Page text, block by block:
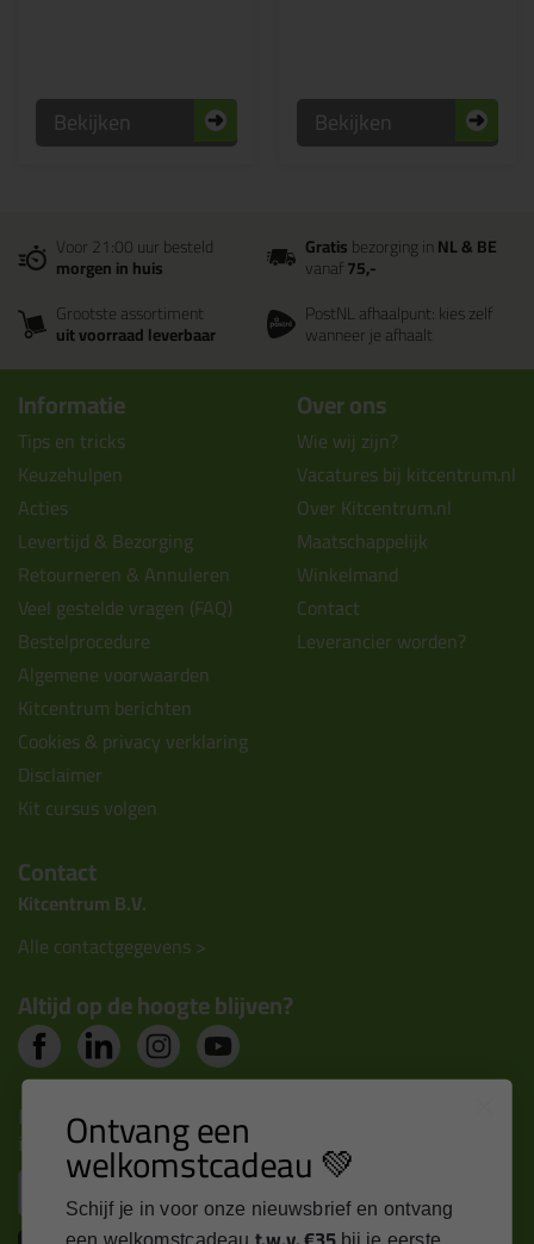
Bekijken Bekijken
Voor 21:00 uur besteld
morgen in huis
Gratisbezorging inNL & BE
vanaf75,-
Grootste assortiment
uit voorraad leverbaar
PostNL afhaalpunt: kies zelf
wanneer je afhaalt
Informatie
Tips en tricks
Keuzehulpen
Acties
Levertijd & Bezorging
Retourneren & Annuleren
Veel gestelde vragen (FAQ)
Bestelprocedure
Algemene voorwaarden
Kitcentrum berichten
Cookies & privacy verklaring
Disclaimer
Kit cursus volgen
Over ons
Wie wij zijn?
Vacatures bij kitcentrum.nl
Over Kitcentrum.nl
Maatschappelijk
Winkelmand
Contact
Leverancier worden?
Contact
Kitcentrum B.V.
Alle contactgegevens >
Altijd op de hoogte blijven?
Nieuws, tips en exclusieve deals rechtstreeks in je
inbox Ontvang een
welkomstcadeau 💚
Schijf je in voor onze nieuwsbrief en ontvang
een welkomstcadeau bij je eerste